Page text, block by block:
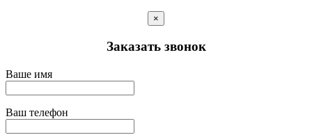
×
Заказать звонок
Ваше имя
Ваш телефон